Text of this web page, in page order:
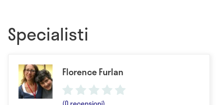
Specialisti
Florence Furlan